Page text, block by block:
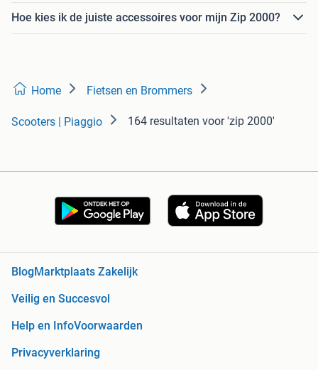
Hoe kies ik de juiste accessoires voor mijn Zip 2000?
Home Fietsen en Brommers
Scooters | Piaggio 164 resultaten voor 'zip 2000'
BlogMarktplaats Zakelijk
Veilig en Succesvol
Help en InfoVoorwaarden
Privacyverklaring